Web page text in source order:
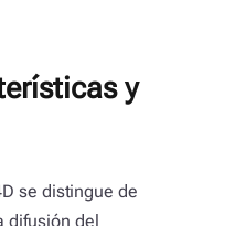
y
se distingue de
difusión del